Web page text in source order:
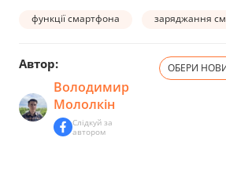
функції смартфона заряджання
Автор:
Володимир
Мололкін
Слідкуй за
автором
ОБЕРИ